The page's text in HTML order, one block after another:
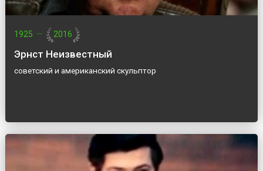
1925 — 2016
Эрнст Неизвестный
советский и американский скульптор